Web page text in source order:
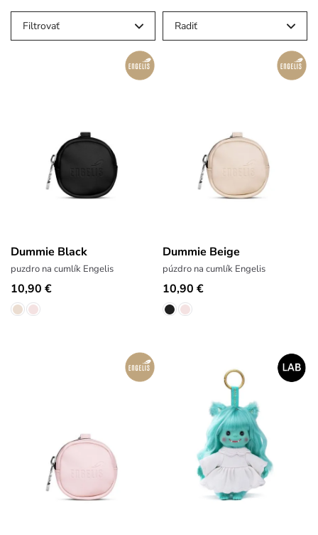
Filtrovať Radiť
Dummie Black
puzdro na cumlík Engelis
10,90 €
Dummie Beige
púzdro na cumlík Engelis
10,90 €